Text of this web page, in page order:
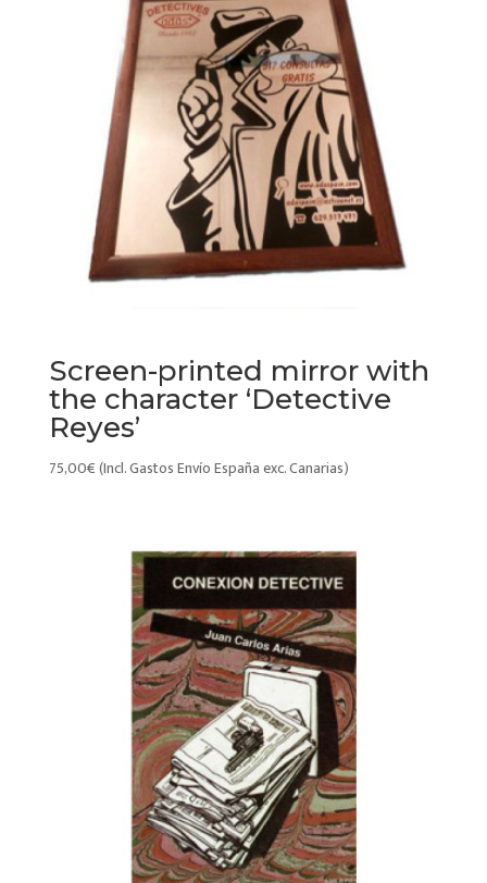
Screen-printed mirror with
the character ‘Detective
Reyes’
75,00€(Incl. Gastos Envío España exc. Canarias)